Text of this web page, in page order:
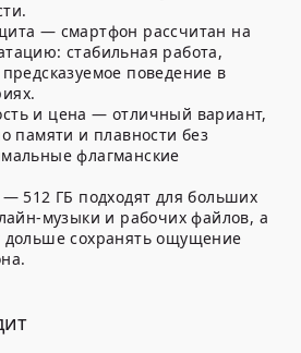
— смартфон рассчитан на
стабильная работа,
поведение в
и цена — отличный вариант,
памяти и плавности без
флагманские
512 ГБ подходят для больших
музыки и рабочих файлов, а
сохранять ощущение